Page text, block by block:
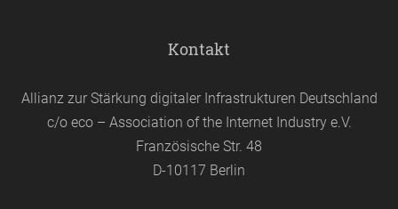
Kontakt
Allianz zur Stärkung digitaler Infrastrukturen Deutschland
c/o eco – Association of the Internet Industry e.V.
Französische Str. 48
D-10117 Berlin